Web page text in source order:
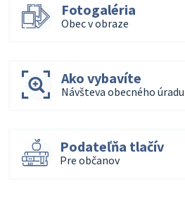
Fotogaléria
Obec v obraze
Ako vybavíte
Návšteva obecného úradu
Podateľňa tlačív
Pre občanov